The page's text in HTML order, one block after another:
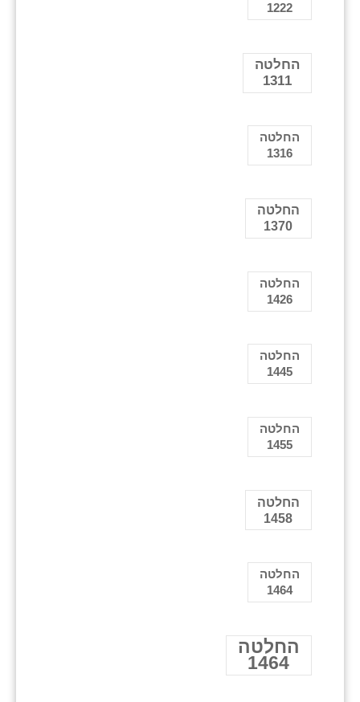
1222
החלטה
1311
החלטה
1316
החלטה
1370
החלטה
1426
החלטה
1445
החלטה
1455
החלטה
1458
החלטה
1464
החלטה
1464